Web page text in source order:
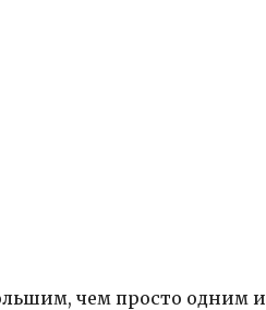
чем просто одним